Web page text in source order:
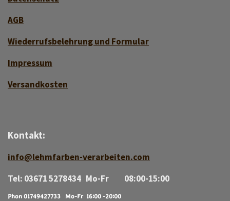
AGB
Wiederrufsbelehrung und Formular
Impressum
Versandkosten
Kontakt:
info@lehmfarben-verarbeiten.com
Tel: 03671 5278434 Mo-Fr 08:00-15:00
Phon 01749427733 Mo-Fr 16:00 -20:00